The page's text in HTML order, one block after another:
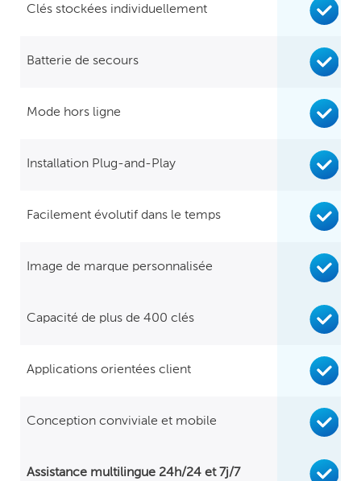
Clés stockées individuellement
Batterie de secours
Mode hors ligne
Installation Plug-and-Play
Facilement évolutif dans le temps
Image de marque personnalisée
Capacité de plus de 400 clés
Applications orientées client
Conception conviviale et mobile
Assistance multilingue 24h/24 et 7j/7